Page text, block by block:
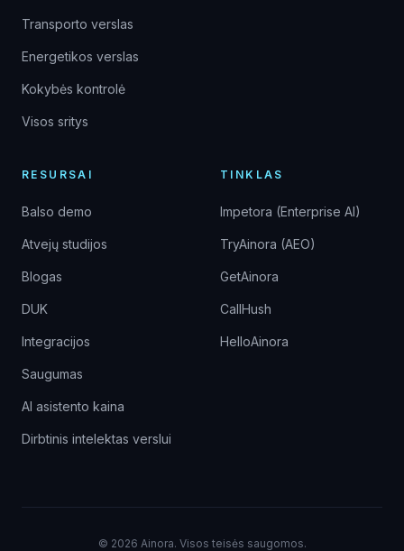
Transporto verslas
Energetikos verslas
Kokybės kontrolė
Visos sritys
RESURSAI
Balso demo
Atvejų studijos
Blogas
DUK
Integracijos
Saugumas
AI asistento kaina
Dirbtinis intelektas verslui
TINKLAS
Impetora (Enterprise AI)
TryAinora (AEO)
GetAinora
CallHush
HelloAinora
© 2026 Ainora. Visos teisės saugomos.